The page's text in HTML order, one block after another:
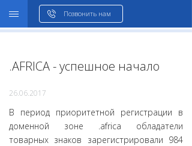
Позвонить нам
.AFRICA - успешное начало
26.06.2017
В период приоритетной регистрации в
доменной зоне .africa обладатели
товарных знаков зарегистрировали 984